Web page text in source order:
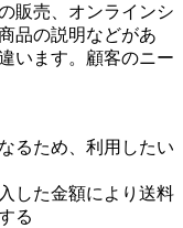
販売、オンラインシ
品の説明などがあ
います。顧客のニー
るため、利用したい
した金額により送料
る